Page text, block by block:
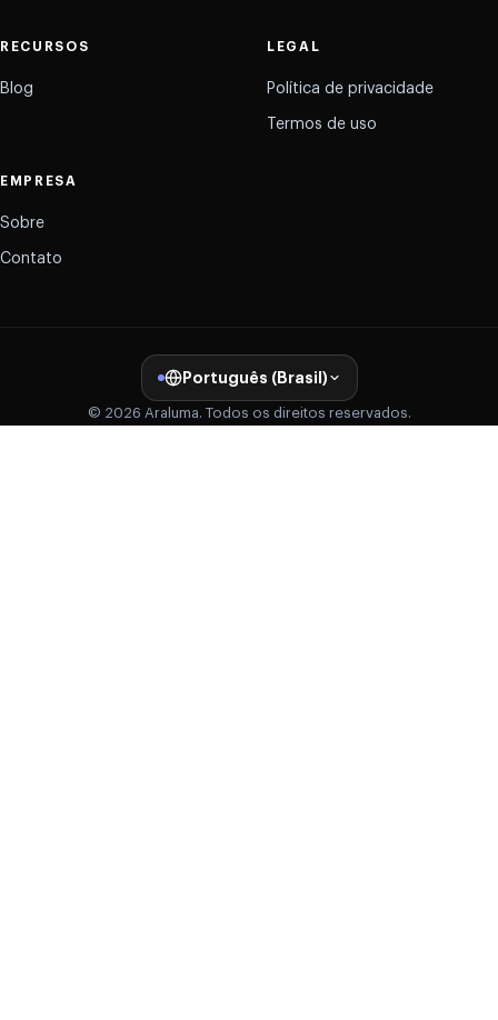
RECURSOS
Blog
LEGAL
Política de privacidade
Termos de uso
EMPRESA
Sobre
Contato
Português (Brasil)
© 2026 Araluma. Todos os direitos reservados.